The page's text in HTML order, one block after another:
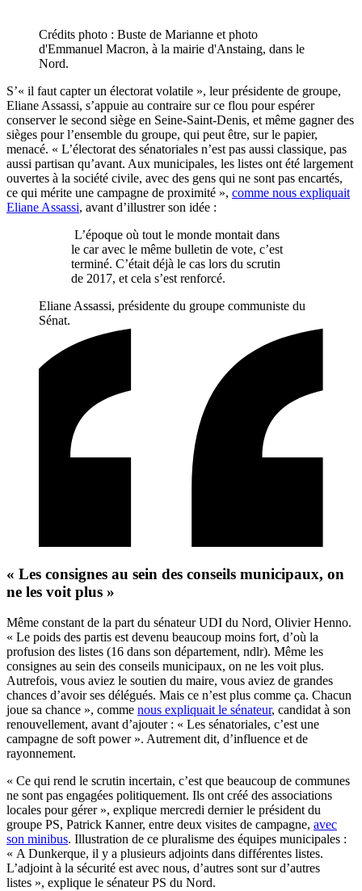
Crédits photo : Buste de Marianne et photo
d'Emmanuel Macron, à la mairie d'Anstaing, dans le
Nord.
S’« il faut capter un électorat volatile », leur présidente de groupe,
Eliane Assassi, s’appuie au contraire sur ce flou pour espérer
conserver le second siège en Seine-Saint-Denis, et même gagner des
sièges pour l’ensemble du groupe, qui peut être, sur le papier,
menacé. « L’électorat des sénatoriales n’est pas aussi classique, pas
aussi partisan qu’avant. Aux municipales, les listes ont été largement
ouvertes à la société civile, avec des gens qui ne sont pas encartés,
ce qui mérite une campagne de proximité », comme nous expliquait
Eliane Assassi, avant d’illustrer son idée :
L’époque où tout le monde montait dans
le car avec le même bulletin de vote, c’est
terminé. C’était déjà le cas lors du scrutin
de 2017, et cela s’est renforcé.
Eliane Assassi, présidente du groupe communiste du
Sénat.
« Les consignes au sein des conseils municipaux, on
ne les voit plus »
Même constant de la part du sénateur UDI du Nord, Olivier Henno.
« Le poids des partis est devenu beaucoup moins fort, d’où la
profusion des listes (16 dans son département, ndlr). Même les
consignes au sein des conseils municipaux, on ne les voit plus.
Autrefois, vous aviez le soutien du maire, vous aviez de grandes
chances d’avoir ses délégués. Mais ce n’est plus comme ça. Chacun
joue sa chance », comme nous expliquait le sénateur, candidat à son
renouvellement, avant d’ajouter : « Les sénatoriales, c’est une
campagne de soft power ». Autrement dit, d’influence et de
rayonnement.
« Ce qui rend le scrutin incertain, c’est que beaucoup de communes
ne sont pas engagées politiquement. Ils ont créé des associations
locales pour gérer », explique mercredi dernier le président du
groupe PS, Patrick Kanner, entre deux visites de campagne, avec
son minibus. Illustration de ce pluralisme des équipes municipales :
« A Dunkerque, il y a plusieurs adjoints dans différentes listes.
L’adjoint à la sécurité est avec nous, d’autres sont sur d’autres
listes », explique le sénateur PS du Nord.